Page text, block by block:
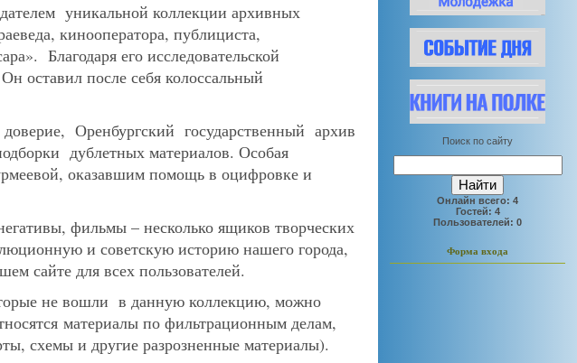
уникальной коллекции архивных
кинооператора, публициста,
Благодаря его исследовательской
оставил после себя колоссальный
Оренбургский государственный архив
дублетных материалов. Особая
оказавшим помощь в оцифровке и
фильмы – несколько ящиков творческих
и советскую историю нашего города,
сайте для всех пользователей.
не вошли в данную коллекцию, можно
материалы по фильтрационным делам,
схемы и другие разрозненные материалы).
Поиск по сайту
Онлайн всего: 4
Гостей: 4
Пользователей: 0
Форма входа